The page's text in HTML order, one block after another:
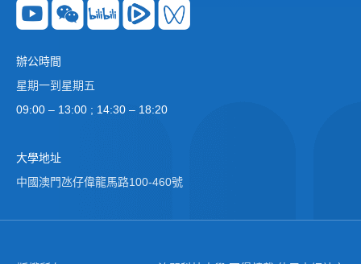
辦公時間
星期一到星期五
09:00 – 13:00 ; 14:30 – 18:20
大學地址
中國澳門氹仔偉龍馬路100-460號